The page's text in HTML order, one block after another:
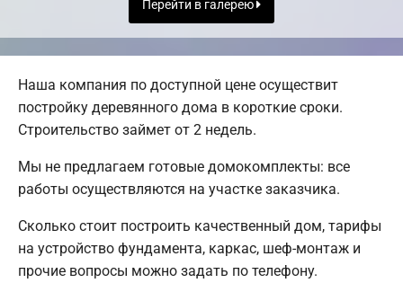
Перейти в галерею
Наша компания по доступной цене осуществит
постройку деревянного дома в короткие сроки.
Строительство займет от 2 недель.
Мы не предлагаем готовые домокомплекты: все
работы осуществляются на участке заказчика.
Сколько стоит построить качественный дом, тарифы
на устройство фундамента, каркас, шеф-монтаж и
прочие вопросы можно задать по телефону.